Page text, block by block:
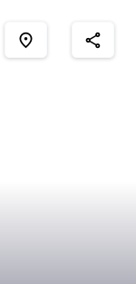
place share